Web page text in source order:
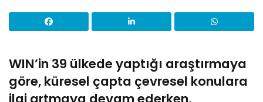
WIN’in 39 ülkede yaptığı araştırmaya
göre, küresel çapta çevresel konulara